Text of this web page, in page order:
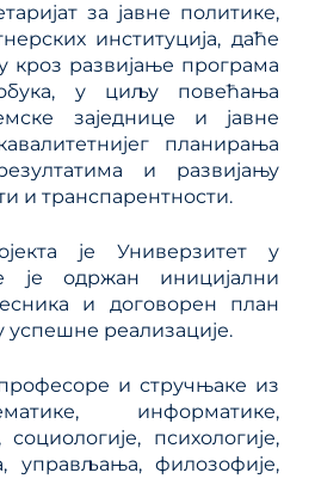
за јавне политике,
институција, даће
кроз развијање програма
у циљу повећања
заједнице и јавне
планирања
и развијању
и транспарентности.
је Универзитет у
је одржан иницијални
и договорен план
успешне реализације.
и стручњаке из
информатике,
психологије,
управљања, филозофије,